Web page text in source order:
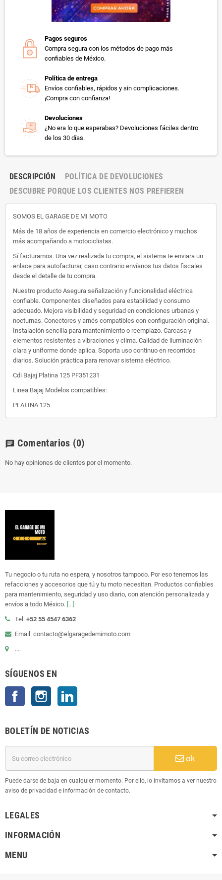
Pagos seguros
Compra segura con los métodos de pago más
confiables de México.
Política de entrega
Envíos confiables, rápidos y sin complicaciones.
¡Compra con confianza!
Devoluciones
¿No era lo que esperabas? Devoluciones fáciles dentro
de los 30 días.
DESCRIPCIÓN
POLÍTICA DE DEVOLUCIONES
DESCUBRE PORQUE LOS CLIENTES NOS PREFIEREN
SOMOS EL GARAGE DE MI MOTO
Más de 18 años de experiencia en comercio electrónico y muchos
más acompañando a motociclistas.
Sí facturamos. Una vez realizada tu compra, el sistema te enviara un
enlace para autofacturar, caso contrario envíanos tus datos fiscales
desde el detalle de tu compra.
Nuestro producto Asegura señalización y funcionalidad eléctrica
confiable. Componentes diseñados para estabilidad y consumo
adecuado. Mejora visibilidad y seguridad en condiciones urbanas y
nocturnas. Conectores y arnés compatibles con configuración original.
Instalación sencilla para mantenimiento o reemplazo. Carcasa y
elementos resistentes a vibraciones y clima. Calidad de iluminación
clara y uniforme donde aplica. Soporta uso continuo en recorridos
diarios. Solución práctica para renovar sistema eléctrico.
Cdi Bajaj Platina 125 PF351231
Linea Bajaj Modelos compatibles:
PLATINA 125
chat Comentarios (0)
No hay opiniones de clientes por el momento.
Tu negocio o tu ruta no espera, y nosotros tampoco. Por eso tenemos las
refacciones y accesorios que tú y tu moto necesitan. Productos confiables
para mantenimiento, seguridad y uso diario, con atención personalizada y
envíos a todo México. [...]
Tel: +52 55 4547 6362
Email: contacto@elgaragedemimoto.com
....
SÍGUENOS EN
Facebook Instagram
BOLETÍN DE NOTICIAS
ok
Puede darse de baja en cualquier momento. Por ello, lo invitamos a ver nuestro
aviso de privacidad e información de contacto.
LEGALES
INFORMACIÓN
MENU